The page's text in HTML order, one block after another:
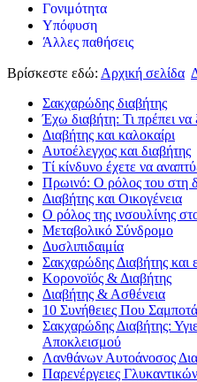
Γονιμότητα
Υπόφυση
Άλλες παθήσεις
Βρίσκεστε εδώ: Αρχική σελίδα
Σακχαρώδης διαβήτης
Έχω διαβήτη: Τι πρέπει να
Διαβήτης και καλοκαίρι
Αυτοέλεγχος και διαβήτης
Τί κίνδυνο έχετε να
Πρωινό: Ο ρόλος του στη
Διαβήτης και Οικογένεια
Ο ρόλος της ινσουλίνης
Μεταβολικό Σύνδρομο
Δυσλιπιδαιμία
Σακχαρώδης Διαβήτης και
Κορονοϊός & Διαβήτης
Διαβήτης & Ασθένεια
10 Συνήθειες Που
Σακχαρώδης Διαβήτης:
Αποκλεισμού
Λανθάνων Αυτοάνοσος
Παρενέργειες Γλυκαντικών